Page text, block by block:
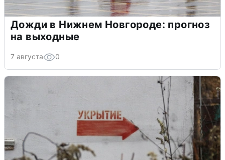
Дожди в Нижнем Новгороде: прогноз
на выходные
7 августа 0